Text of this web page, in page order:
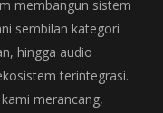
membangun sistem
sembilan kategori
hingga audio
terintegrasi.
merancang,